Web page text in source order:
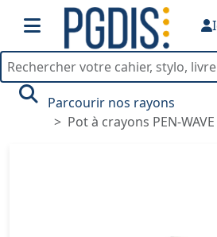
Parcourir nos rayons
Pot à crayons PEN-